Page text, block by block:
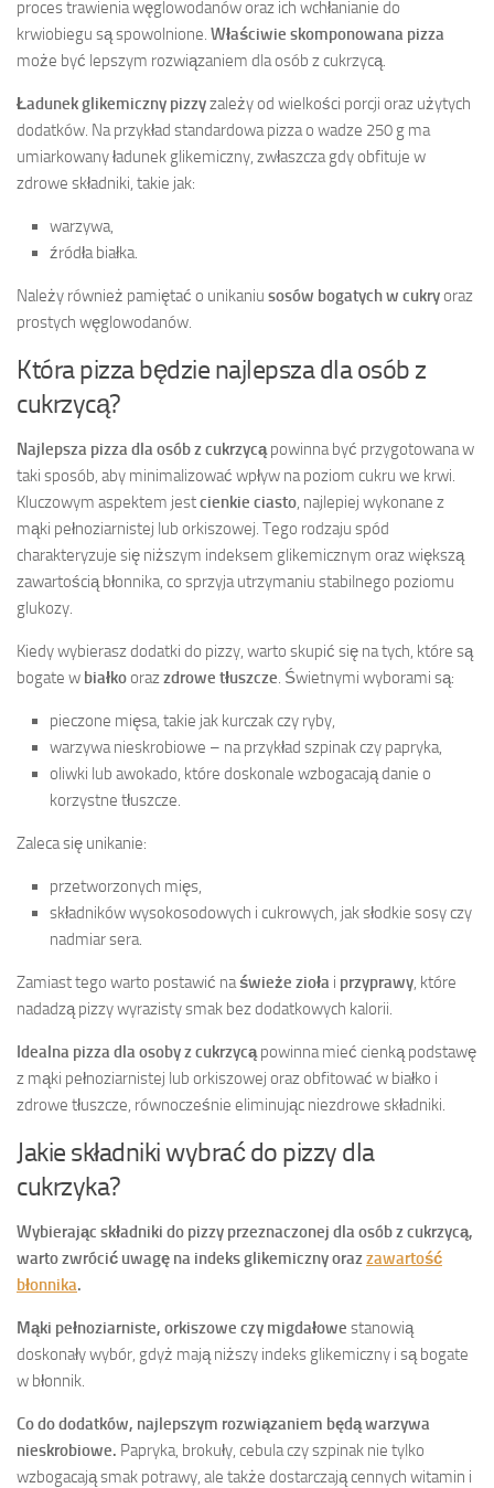
proces trawienia węglowodanów oraz ich wchłanianie do
krwiobiegu są spowolnione. Właściwie skomponowana pizza
może być lepszym rozwiązaniem dla osób z cukrzycą.
Ładunek glikemiczny pizzyzależy od wielkości porcji oraz użytych
dodatków. Na przykład standardowa pizza o wadze 250 g ma
umiarkowany ładunek glikemiczny, zwłaszcza gdy obfituje w
zdrowe składniki, takie jak:
warzywa,
źródła białka.
Należy również pamiętać o unikaniu sosów bogatych w cukryoraz
prostych węglowodanów.
Która pizza będzie najlepsza dla osób z
cukrzycą?
Najlepsza pizza dla osób z cukrzycą powinna być przygotowana w
taki sposób, aby minimalizować wpływ na poziom cukru we krwi.
Kluczowym aspektem jestcienkie ciasto , najlepiej wykonane z
mąki pełnoziarnistej lub orkiszowej. Tego rodzaju spód
charakteryzuje się niższym indeksem glikemicznym oraz większą
zawartością błonnika, co sprzyja utrzymaniu stabilnego poziomu
glukozy.
Kiedy wybierasz dodatki do pizzy, warto skupić się na tych, które są
bogate w białkoorazzdrowe tłuszcze . Świetnymi wyborami są:
pieczone mięsa, takie jak kurczak czy ryby,
warzywa nieskrobiowe – na przykład szpinak czy papryka,
oliwki lub awokado, które doskonale wzbogacają danie o
korzystne tłuszcze.
Zaleca się unikanie:
przetworzonych mięs,
składników wysokosodowych i cukrowych, jak słodkie sosy czy
nadmiar sera.
Zamiast tego warto postawić naświeże zioła i przyprawy , które
nadadzą pizzy wyrazisty smak bez dodatkowych kalorii.
Idealna pizza dla osoby z cukrzycą powinna mieć cienką podstawę
z mąki pełnoziarnistej lub orkiszowej oraz obfitować w białko i
zdrowe tłuszcze, równocześnie eliminując niezdrowe składniki.
Jakie składniki wybrać do pizzy dla
cukrzyka?
Wybierając składniki do pizzy przeznaczonej dla osób z cukrzycą,
warto zwrócić uwagę na indeks glikemiczny orazzawartość
błonnika.
Mąki pełnoziarniste, orkiszowe czy migdałowe stanowią
doskonały wybór, gdyż mają niższy indeks glikemiczny i są bogate
w błonnik.
Co do dodatków, najlepszym rozwiązaniem będą warzywa
nieskrobiowe. Papryka, brokuły, cebula czy szpinak nie tylko
wzbogacają smak potrawy, ale także dostarczają cennych witamin i